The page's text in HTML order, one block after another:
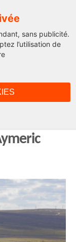
sans publicité.
l’utilisation de